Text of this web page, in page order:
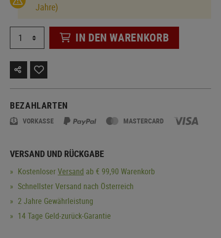
Jahre)
IN DEN WARENKORB
BEZAHLARTEN
VORKASSE MASTERCARD
VERSAND UND RÜCKGABE
KostenloserVersand ab € 99,90 Warenkorb
Schnellster Versand nach Österreich
2 Jahre Gewährleistung
14 Tage Geld-zurück-Garantie